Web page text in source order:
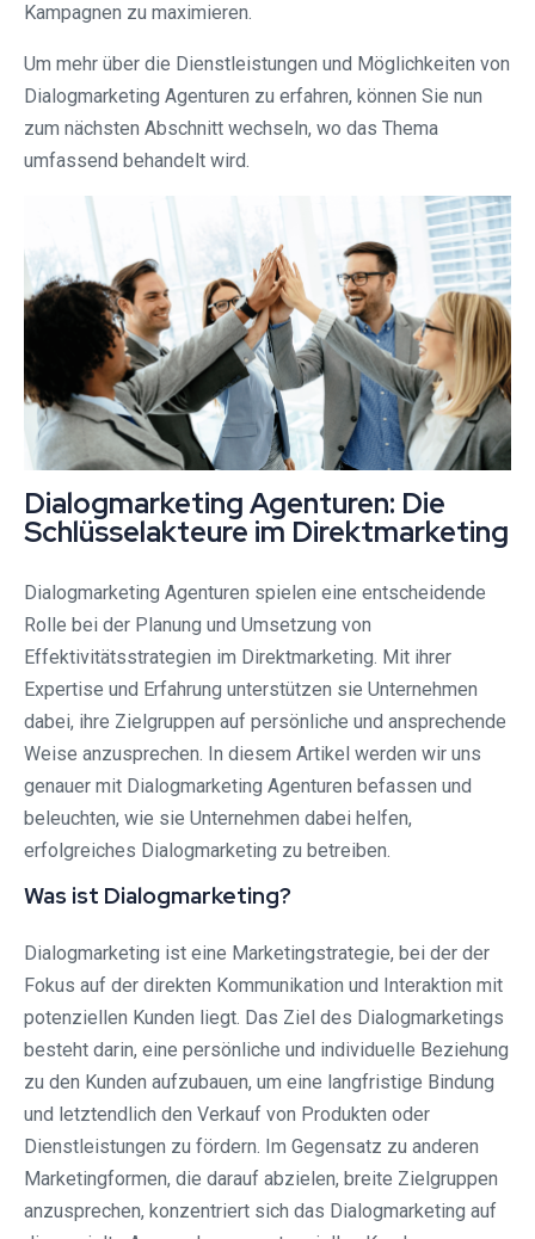
Kampagnen zu maximieren.
Um mehr über die Dienstleistungen und Möglichkeiten von
Dialogmarketing Agenturen zu erfahren, können Sie nun
zum nächsten Abschnitt wechseln, wo das Thema
umfassend behandelt wird.
Dialogmarketing Agenturen: Die
Schlüsselakteure im Direktmarketing
Dialogmarketing Agenturen spielen eine entscheidende
Rolle bei der Planung und Umsetzung von
Effektivitätsstrategien im Direktmarketing. Mit ihrer
Expertise und Erfahrung unterstützen sie Unternehmen
dabei, ihre Zielgruppen auf persönliche und ansprechende
Weise anzusprechen. In diesem Artikel werden wir uns
genauer mit Dialogmarketing Agenturen befassen und
beleuchten, wie sie Unternehmen dabei helfen,
erfolgreiches Dialogmarketing zu betreiben.
Was ist Dialogmarketing?
Dialogmarketing ist eine Marketingstrategie, bei der der
Fokus auf der direkten Kommunikation und Interaktion mit
potenziellen Kunden liegt. Das Ziel des Dialogmarketings
besteht darin, eine persönliche und individuelle Beziehung
zu den Kunden aufzubauen, um eine langfristige Bindung
und letztendlich den Verkauf von Produkten oder
Dienstleistungen zu fördern. Im Gegensatz zu anderen
Marketingformen, die darauf abzielen, breite Zielgruppen
anzusprechen, konzentriert sich das Dialogmarketing auf